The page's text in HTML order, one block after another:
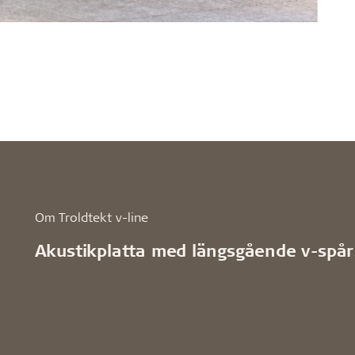
Om Troldtekt v-line
Akustikplatta med längsgående v-spår